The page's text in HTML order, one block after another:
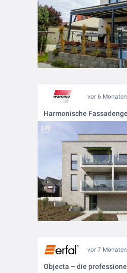
vor 6 Monaten
vor 7 Monaten